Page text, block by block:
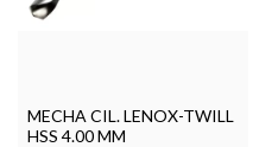
MECHA CIL. LENOX-TWILL
HSS 4.00 MM